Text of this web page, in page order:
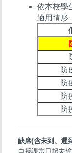
依本校學
適用情形
防
防
防
防
缺席(含未到、遲
自授課當日起未